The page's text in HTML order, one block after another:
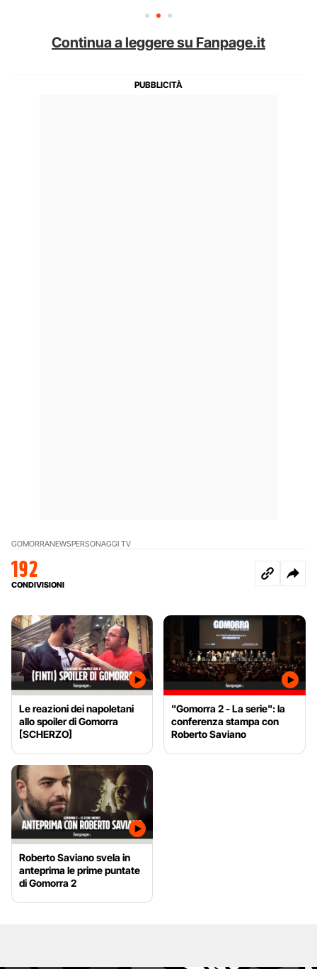
Continua a leggere su Fanpage.it
GOMORRANEWSPERSONAGGI TV
192
CONDIVISIONI
Le reazioni dei napoletani
allo spoiler di Gomorra
[SCHERZO]
"Gomorra 2 - La serie": la
conferenza stampa con
Roberto Saviano
Roberto Saviano svela in
anteprima le prime puntate
di Gomorra 2